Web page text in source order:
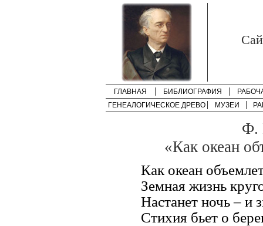
ГЛАВНАЯ БИБЛИОГРАФИЯ
ГЕНЕАЛОГИЧЕСКОЕ ДРЕВО
МУЗЕИ
Ф.
«Как океан
Как океан
Земная жизнь
Настанет ночь – и
Стихия бьет о